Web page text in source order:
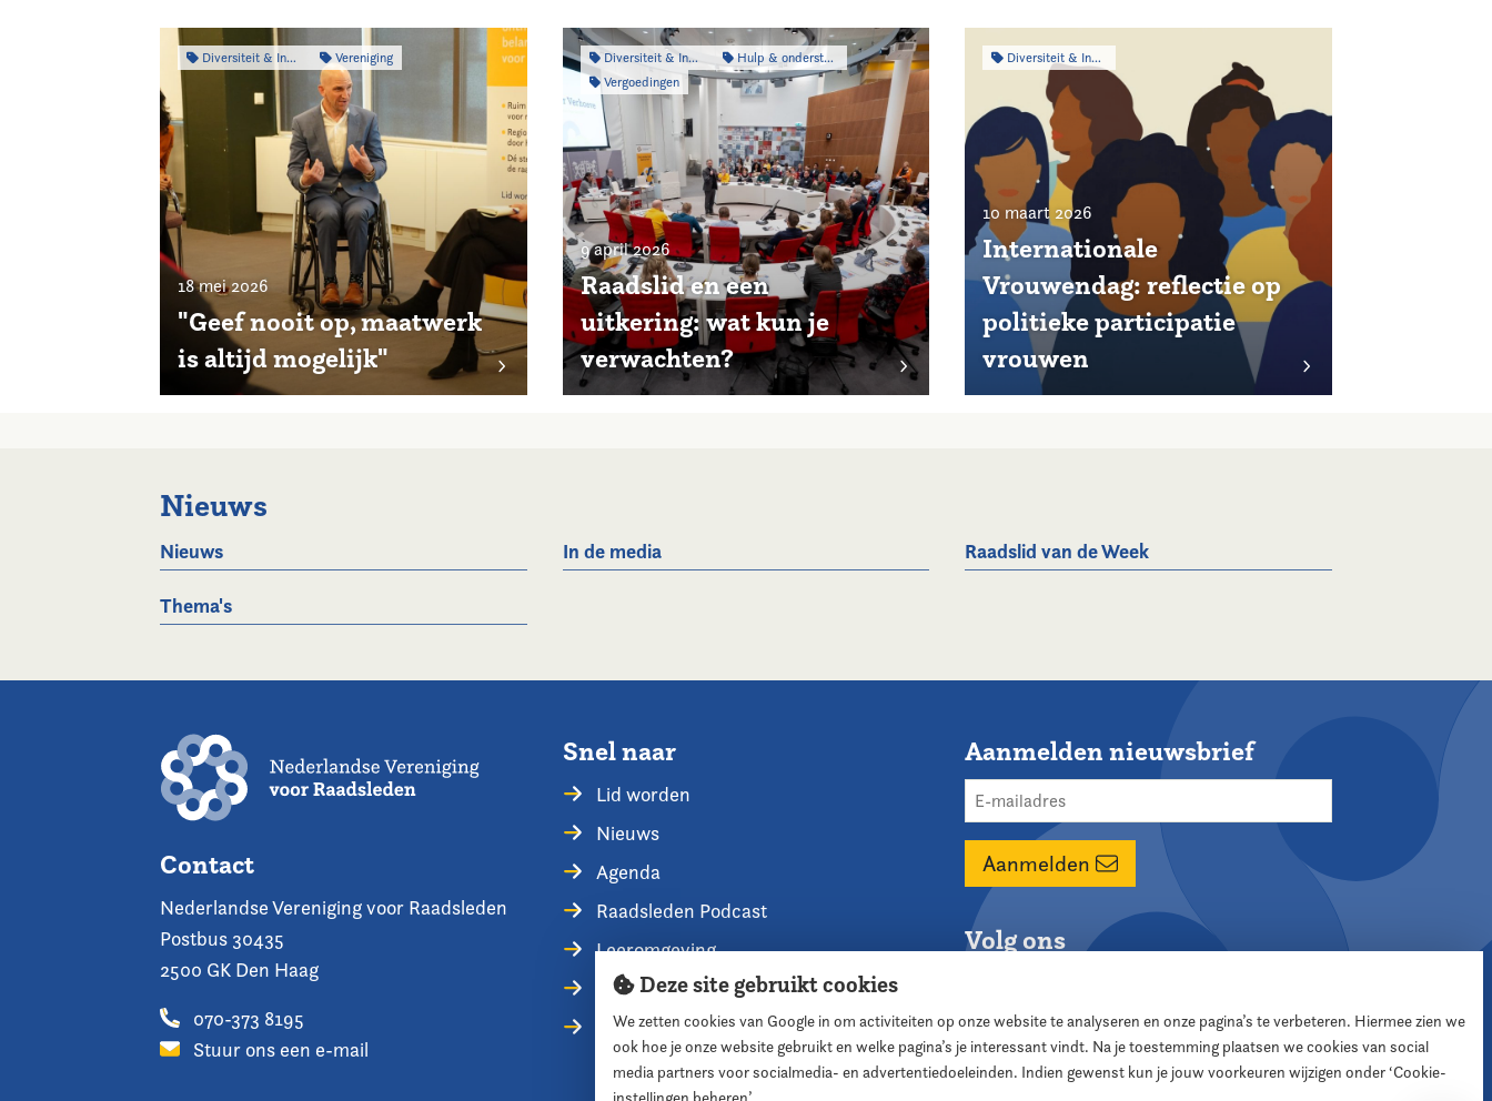
Diversiteit & Inclusiviteit Vereniging
18 mei 2026
"Geef nooit op, maatwerk
is altijd mogelijk"
Diversiteit & Inclusiviteit
Hulp & ondersteuning
Vergoedingen
9 april 2026
Raadslid en een
uitkering: wat kun je
verwachten?
Diversiteit & Inclusiviteit
10 maart 2026
Internationale
Vrouwendag: reflectie op
politieke participatie
vrouwen
Nieuws
Nieuws In de media Raadslid van de Week
Thema's
Contact
Nederlandse Vereniging voor Raadsleden
Postbus 30435
2500 GK Den Haag
070-373 8195
Stuur ons een e-mail
Snel naar
Lid worden
Nieuws
Agenda
Raadsleden Podcast
Leeromgeving
Privacyverklaring
Contact opnemen
Aanmelden nieuwsbrief
Aanmelden
Volg ons
Deze site gebruikt cookies
We zetten cookies van Google in om activiteiten op onze website te analyseren en onze pagina’s te verbeteren. Hiermee zien we
ook hoe je onze website gebruikt en welke pagina’s je interessant vindt. Na je toestemming plaatsen we cookies van social
media partners voor socialmedia- en advertentiedoeleinden. Indien gewenst kun je jouw voorkeuren wijzigen onder ‘Cookie-